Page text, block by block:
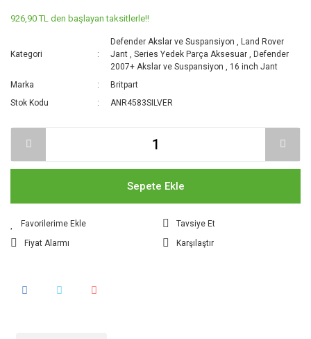
926,90 TL den başlayan taksitlerle!!
Kategori
Defender Akslar ve Suspansiyon ,Land Rover
Jant
,Series Yedek Parça Aksesuar ,Defender
2007+ Akslar ve Suspansiyon
16 inch Jant
Marka
Britpart
Stok Kodu
ANR4583SILVER
Sepete Ekle
Tavsiye Et
Fiyat Alarmı
Karşılaştır